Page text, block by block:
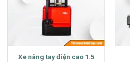
Xe nâng tay điện cao 1.5